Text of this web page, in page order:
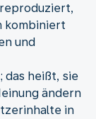
kombiniert
und
das heißt, sie
ändern
in